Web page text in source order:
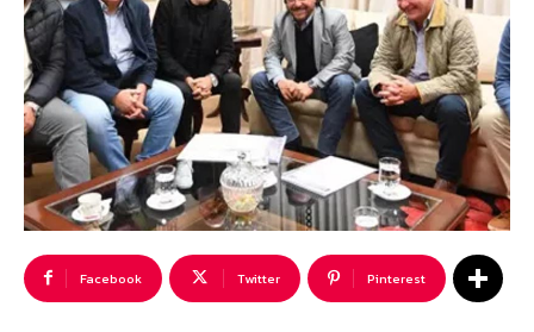
Facebook Twitter Pinterest